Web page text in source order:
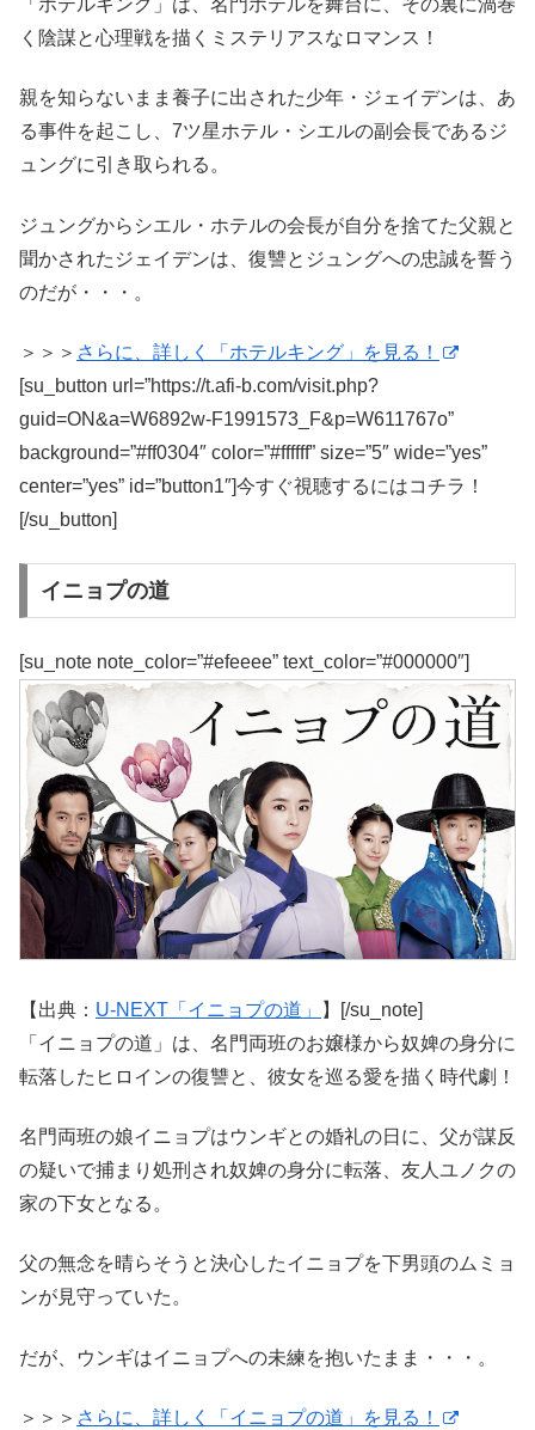
「ホテルキング」は、名門ホテルを舞台に、その裏に渦巻
く陰謀と心理戦を描くミステリアスなロマンス！
親を知らないまま養子に出された少年・ジェイデンは、あ
る事件を起こし、7ツ星ホテル・シエルの副会長であるジ
ュングに引き取られる。
ジュングからシエル・ホテルの会長が自分を捨てた父親と
聞かされたジェイデンは、復讐とジュングへの忠誠を誓う
のだが・・・。
＞＞＞ さらに、詳しく「ホテルキング」を見る！
[su_button url=”https://t.afi-b.com/visit.php?
guid=ON&a=W6892w-F1991573_F&p=W611767o”
background=”#ff0304″ color=”#ffffff” size=”5″ wide=”yes”
center=”yes” id=”button1″]今すぐ視聴するにはコチラ！
[/su_button]
イニョプの道
[su_note note_color=”#efeeee” text_color=”#000000″]
【出典： U-NEXT「イニョプの道」
】[/su_note]
「イニョプの道」は、名門両班のお嬢様から奴婢の身分に
転落したヒロインの復讐と、彼女を巡る愛を描く時代劇！
名門両班の娘イニョプはウンギとの婚礼の日に、父が謀反
の疑いで捕まり処刑され奴婢の身分に転落、友人ユノクの
家の下女となる。
父の無念を晴らそうと決心したイニョプを下男頭のムミョ
ンが見守っていた。
だが、ウンギはイニョプへの未練を抱いたまま・・・。
＞＞＞ さらに、詳しく「イニョプの道」を見る！